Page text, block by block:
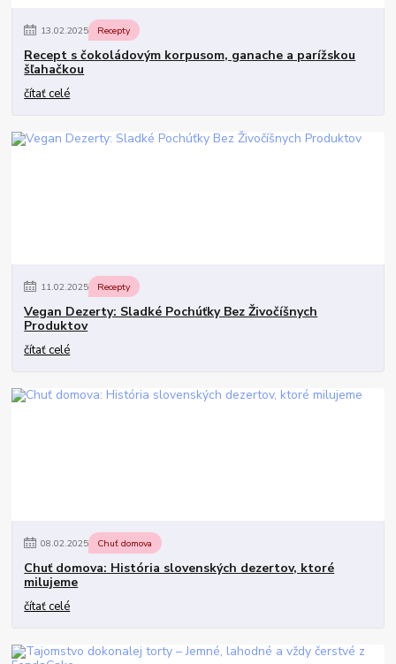
13.02.2025 Recepty
Recept s čokoládovým korpusom, ganache a parížskou
šľahačkou
čítať celé
11.02.2025 Recepty
Vegan Dezerty: Sladké Pochúťky Bez Živočíšnych
Produktov
čítať celé
08.02.2025 Chuť domova
Chuť domova: História slovenských dezertov, ktoré
milujeme
čítať celé